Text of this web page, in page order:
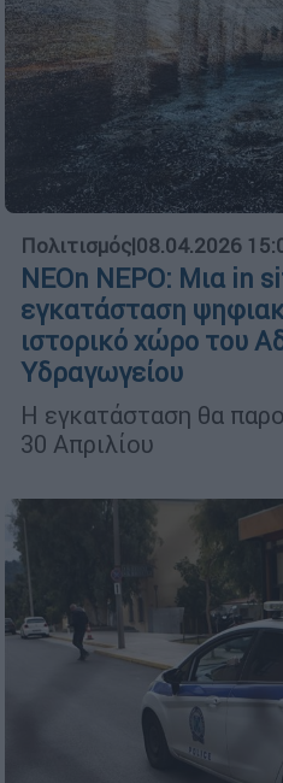
Πολιτισμός|08.04.2026
ΝΕΟn ΝΕΡΟ: Μια in
εγκατάσταση
ιστορικό χώρο του
Υδραγωγείου
Η εγκατάσταση θα
30 Απριλίου